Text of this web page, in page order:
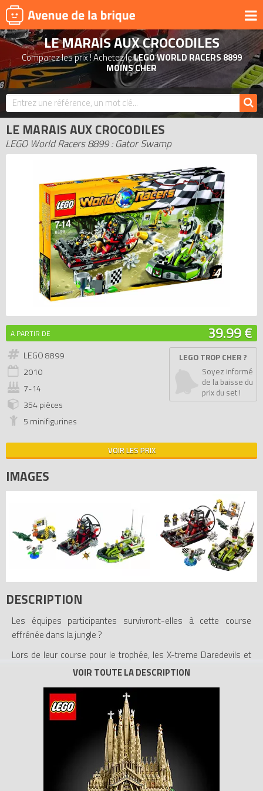
UNIVERS
PRODUITS DÉRIVÉS
NOUVEAUTÉS
LEGO 2026
BONS PLANS
ACTUALITÉS
ASSOCIATIONS DE FANS
EXPOSITIONS LEGO
LEGO LES PLUS CHERS
DERNIERS LEGO AJOUTÉS
LE MARAIS AUX CROCODILES
Comparez les prix ! Achetez leLEGO WORLD RACERS 8899
MOINS CHER
LE MARAIS AUX CROCODILES
LEGO World Racers 8899 : Gator Swamp
A PARTIR DE 39.99 €
LEGO 8899
2010
7-14
354 pièces
5 minifigurines
LEGO TROP CHER ?
Soyez informé
de la baisse du
prix du set !
VOIR LES PRIX
IMAGES
DESCRIPTION
Les équipes participantes survivront-elles à cette course
effrénée dans la jungle ?
Lors de leur course pour le trophée, les X-treme Daredevils et
les Backyard Blasters ont failli précipiter le commissaire de
sont prêts à tout : les Blasters sèment des mines, tandis que
les Daredevils tirent des missiles ! Qui remportera cette
dangereuse course et échappera aux puissantes mâchoires du
- Cet ensemble contient 5 figurines : Backyard Blasters : Billy
Bob Blaster et Bubba Blaster ; X-treme Daredevils : REX-treme
et DEX-treme ; un commissaire de course